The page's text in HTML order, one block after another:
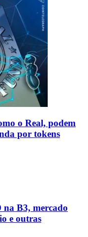
o Real, podem
por tokens
B3, mercado
e outras